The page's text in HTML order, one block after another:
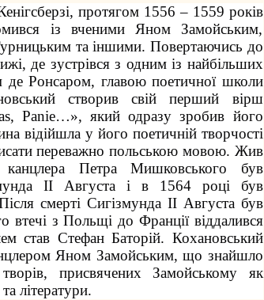
протягом 1556 – 1559 років
із вченими Яном Замойським,
та іншими. Повертаючись до
де зустрівся з одним із найбільших
де Ронсаром, главою поетичної школи
створив свій перший вірш
Panie…», який одразу зробив його
відійшла у його поетичній творчості
переважно польською мовою. Жив
Петра Мишковського був
II Августа і в 1564 році був
смерті Сигізмунда II Августа був
втечі з Польщі до Франції віддалився
став Стефан Баторій. Кохановський
Яном Замойським, що знайшло
присвячених Замойському як
літератури.